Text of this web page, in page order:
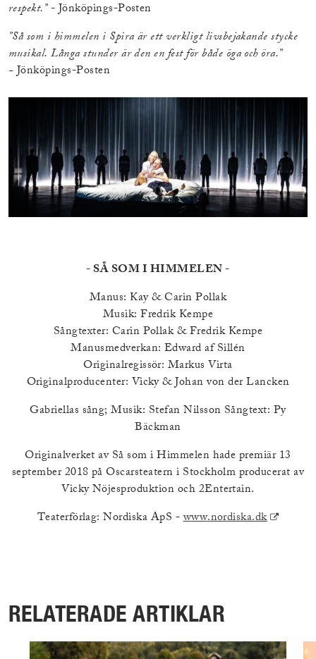
respekt.”- Jönköpings-Posten
”Så som i himmelen i Spira är ett verkligt livsbejakande stycke
musikal. Långa stunder är den en fest för både öga och öra.”
-Jönköpings-Posten
- SÅ SOM I HIMMELEN -
Manus: Kay & Carin Pollak
Musik: Fredrik Kempe
Sångtexter: Carin Pollak & Fredrik Kempe
Manusmedverkan: Edward af Sillén
Originalregissör: Markus Virta
Originalproducenter: Vicky & Johan von der Lancken
Gabriellas sång; Musik: Stefan Nilsson Sångtext: Py
Bäckman
Originalverket av Så som i Himmelen hade premiär 13
september 2018 på Oscarsteatern i Stockholm producerat av
Vicky Nöjesproduktion och 2Entertain.
Teaterförlag: Nordiska ApS -www.nordiska.dk(Extern
RELATERADE ARTIKLAR